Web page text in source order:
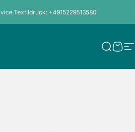
Textildruck: +4915229513580
Suche